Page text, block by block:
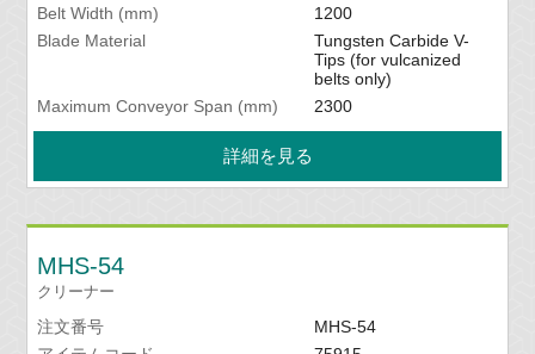
Belt Width (mm)
1200
Blade Material
Tungsten Carbide V-
Tips (for vulcanized
belts only)
Maximum Conveyor Span (mm)
2300
詳細を見る
MHS-54
クリーナー
注文番号
MHS-54